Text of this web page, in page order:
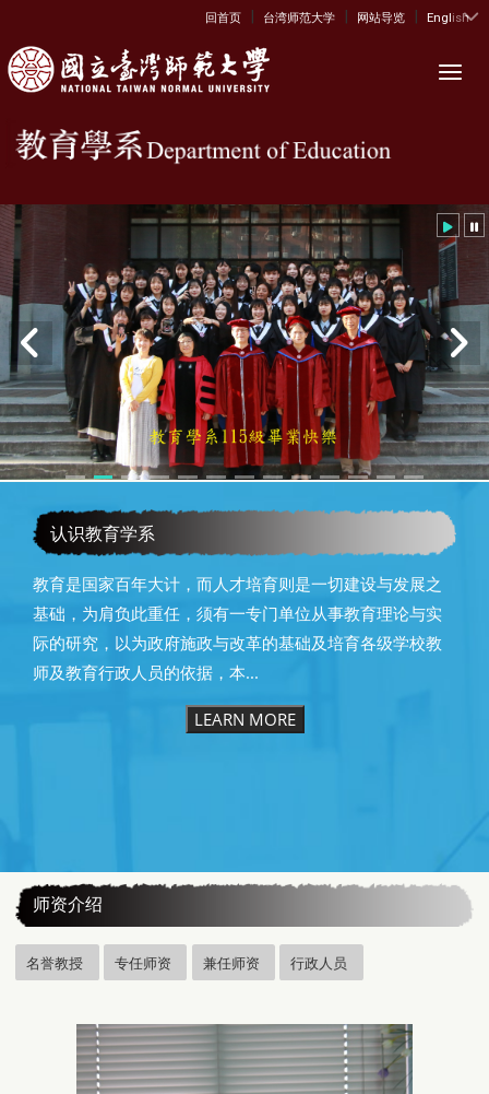
:::
回首页 | 台湾师范大学 | 网站导览 | English
认识教育学系
教育是国家百年大计，而人才培育则是一切建设与发展之
基础，为肩负此重任，须有一专门单位从事教育理论与实
际的研究，以为政府施政与改革的基础及培育各级学校教
师及教育行政人员的依据，本...
LEARN MORE
师资介绍
名誉教授 专任师资 兼任师资 行政人员